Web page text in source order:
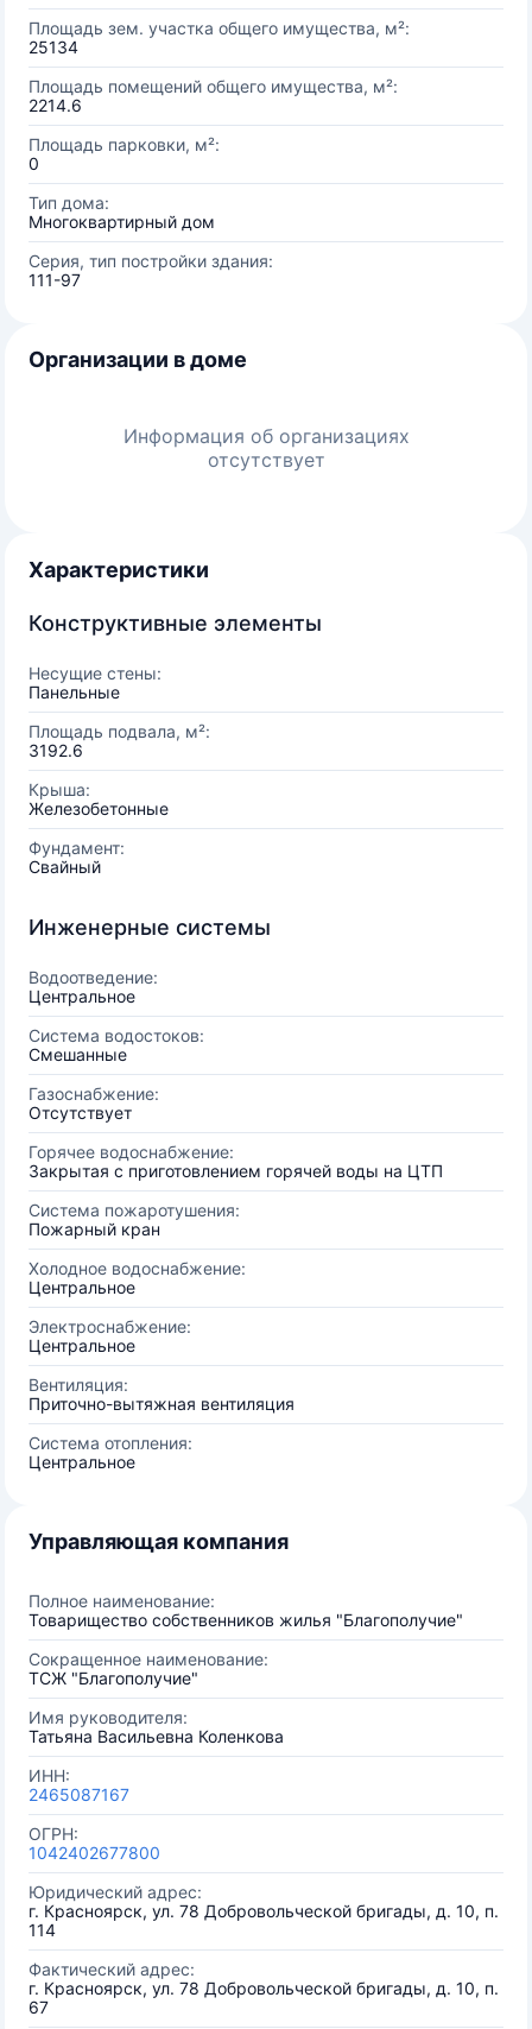
Площадь зем. участка общего имущества, м²:
25134
Площадь помещений общего имущества, м²:
2214.6
Площадь парковки, м²:
0
Тип дома:
Многоквартирный дом
Серия, тип постройки здания:
111-97
Организации в доме
Информация об организациях
отсутствует
Характеристики
Конструктивные элементы
Несущие стены:
Панельные
Площадь подвала, м²:
3192.6
Крыша:
Железобетонные
Фундамент:
Свайный
Инженерные системы
Водоотведение:
Центральное
Система водостоков:
Смешанные
Газоснабжение:
Отсутствует
Горячее водоснабжение:
Закрытая с приготовлением горячей воды на ЦТП
Система пожаротушения:
Пожарный кран
Холодное водоснабжение:
Центральное
Электроснабжение:
Центральное
Вентиляция:
Приточно-вытяжная вентиляция
Система отопления:
Центральное
Управляющая компания
Полное наименование:
Товарищество собственников жилья "Благополучие"
Сокращенное наименование:
ТСЖ "Благополучие"
Имя руководителя:
Татьяна Васильевна Коленкова
ИНН:
2465087167
ОГРН:
1042402677800
Юридический адрес:
г. Красноярск, ул. 78 Добровольческой бригады, д. 10, п.
114
Фактический адрес:
г. Красноярск, ул. 78 Добровольческой бригады, д. 10, п.
67